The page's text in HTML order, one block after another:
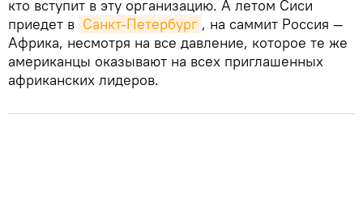
кто вступит в эту организацию. А летом Сиси
приедет в Санкт-Петербург , на саммит Россия —
Африка, несмотря на все давление, которое те же
американцы оказывают на всех приглашенных
африканских лидеров.